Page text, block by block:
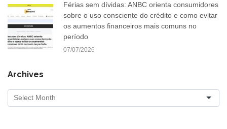
Férias sem dívidas: ANBC orienta consumidores
sobre o uso consciente do crédito e como evitar
os aumentos financeiros mais comuns no
período
07/07/2026
Archives